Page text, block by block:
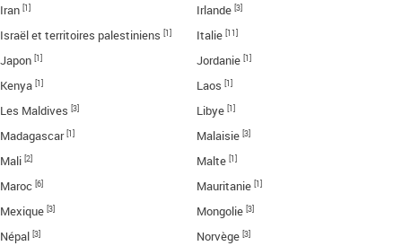
Iran [1] Irlande [3]
Israël et territoires palestiniens [1] Italie [11]
Japon [1] Jordanie [1]
Kenya [1] Laos [1]
Les Maldives [3] Libye [1]
Madagascar [1] Malaisie [3]
Mali [2] Malte [1]
Maroc [6] Mauritanie [1]
Mexique [3] Mongolie [3]
Népal [3] Norvège [3]